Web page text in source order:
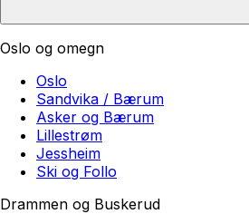
Oslo og omegn
Oslo
Sandvika / Bærum
Asker og Bærum
Lillestrøm
Jessheim
Ski og Follo
Drammen og Buskerud